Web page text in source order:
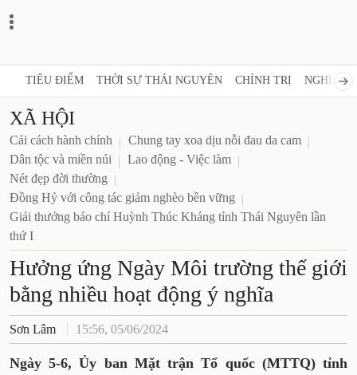
TIÊU ĐIỂM THỜI SỰ THÁI NGUYÊN CHÍNH TRỊ NGHỊ
XÃ HỘI
Cải cách hành chính
Chung tay xoa dịu nỗi đau da cam
Dân tộc và miền núi
Lao động - Việc làm
Nét đẹp đời thường
Đồng Hỷ với công tác giảm nghèo bền vững
Giải thưởng báo chí Huỳnh Thúc Kháng tỉnh Thái Nguyên lần
thứ I
Hưởng ứng Ngày Môi trường thế giới
bằng nhiều hoạt động ý nghĩa
Sơn Lâm 15:56, 05/06/2024
Ngày 5-6, Ủy ban Mặt trận Tổ quốc (MTTQ) tỉnh